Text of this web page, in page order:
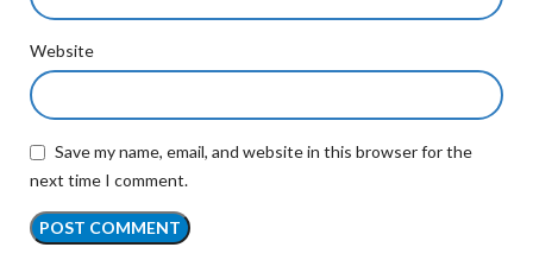
Website
Save my name, email, and website in this browser for the
next time I comment.